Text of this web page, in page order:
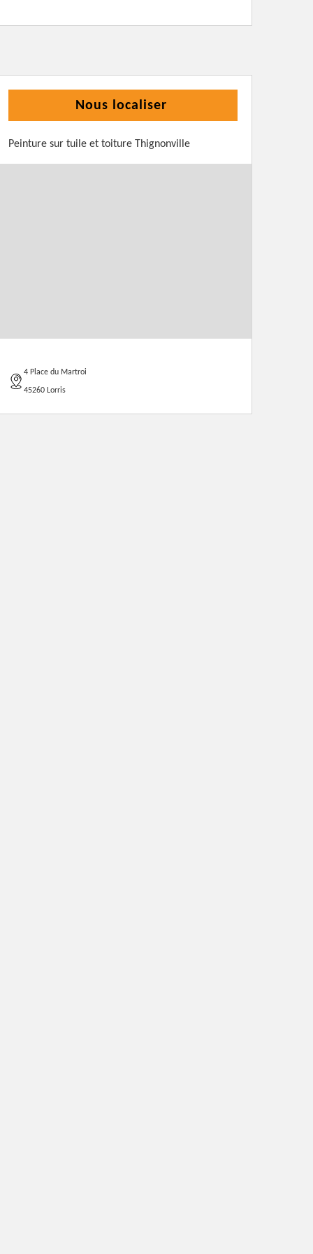
Nous localiser
Peinture sur tuile et toiture Thignonville
4 Place du Martroi
45260 Lorris